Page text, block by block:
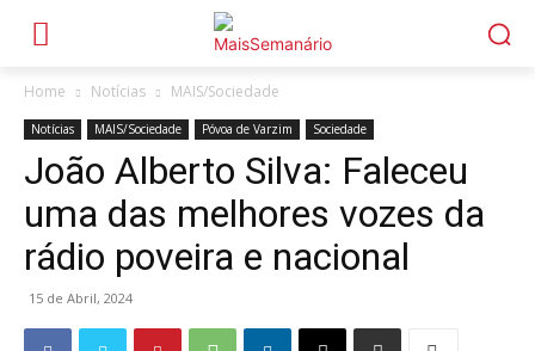
Home Notícias MAIS/Sociedade
Notícias MAIS/Sociedade Póvoa de Varzim Sociedade
João Alberto Silva: Faleceu
uma das melhores vozes da
rádio poveira e nacional
15 de Abril, 2024